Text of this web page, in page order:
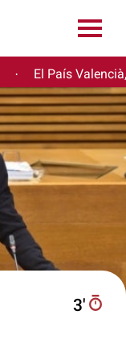
· El País
3′